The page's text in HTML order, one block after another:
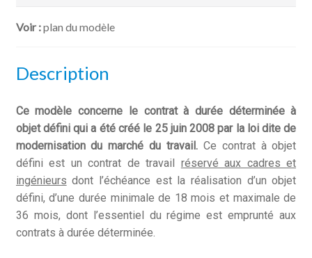
plan du modèle
Description
Ce modèle concerne le contrat à durée déterminée à
objet défini qui a été créé le 25 juin 2008 par la loi dite de
modernisation du marché du travail. Ce contrat à objet
défini est un contrat de travail réservé aux cadres et
ingénieurs dont l’échéance est la réalisation d’un objet
défini, d’une durée minimale de 18 mois et maximale de
36 mois, dont l’essentiel du régime est emprunté aux
contrats à durée déterminée.